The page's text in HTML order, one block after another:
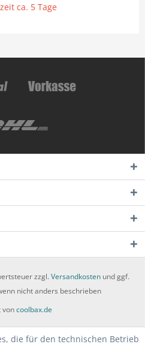
ca. 5 Tage
zzgl. Versandkosten und ggf.
nicht anders beschrieben
voncoolbax.de
die für den technischen Betrieb